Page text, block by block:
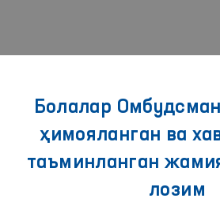
Болалар
ҳимояланган ва
таъминланган
лозим